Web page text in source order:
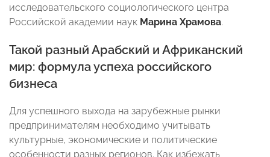
исследовательского социологического центра
Российской академии наук Марина Храмова.
Такой разный Арабский и Африканский
мир: формула успеха российского
бизнеса
Для успешного выхода на зарубежные рынки
предпринимателям необходимо учитывать
культурные, экономические и политические
особенности разных регионов. Как избежать